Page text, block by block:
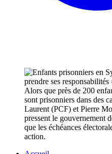
Alors que près de 200
sont prisonniers dans des
Laurent (PCF) et Pierre
pressent le gouvernement
que les échéances
action.